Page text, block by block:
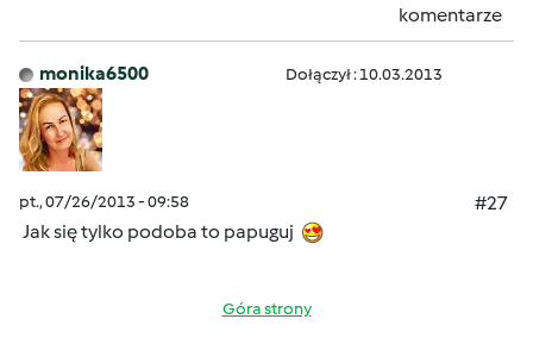
komentarze
monika6500 Dołączył : 10.03.2013
pt., 07/26/2013 - 09:58
#27
Jak się tylko podoba to papuguj
Góra strony